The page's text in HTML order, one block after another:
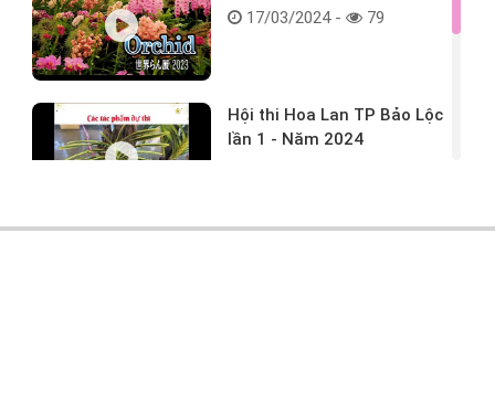
17/03/2024 -
79
Hội thi Hoa Lan TP Bảo Lộc
lần 1 - Năm 2024